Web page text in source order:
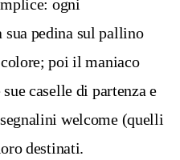
ogni
sua pedina sul pallino
poi il maniaco
caselle di partenza e
welcome (quelli
destinati.